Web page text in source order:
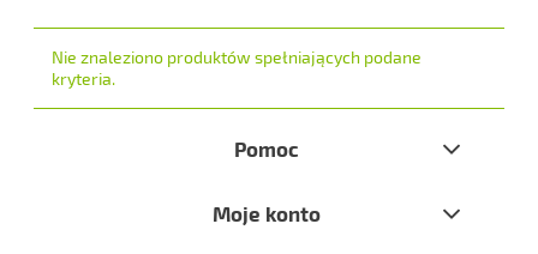
Nie znaleziono produktów spełniających podane
kryteria.
Pomoc
Moje konto